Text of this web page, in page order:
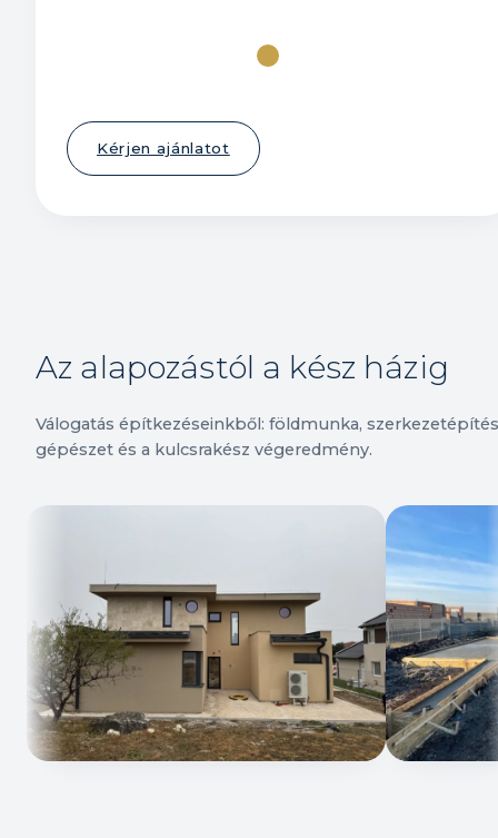
Típusház katalógus
Kérjen ajánlatot
Az alapozástól a kész házig
Válogatás építkezéseinkből: földmunka,
gépészet és a kulcsrakész végeredmény.